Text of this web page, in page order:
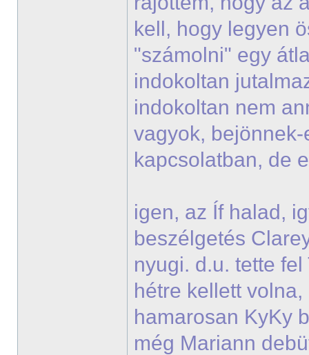
kell, hogy legyen
"számolni" egy
indokoltan
indokoltan nem
vagyok,
kapcsolatban, de
igen, az Íf halad,
beszélgetés
nyugi. d.u. tette
hétre kellett
hamarosan KyKy
még Mariann